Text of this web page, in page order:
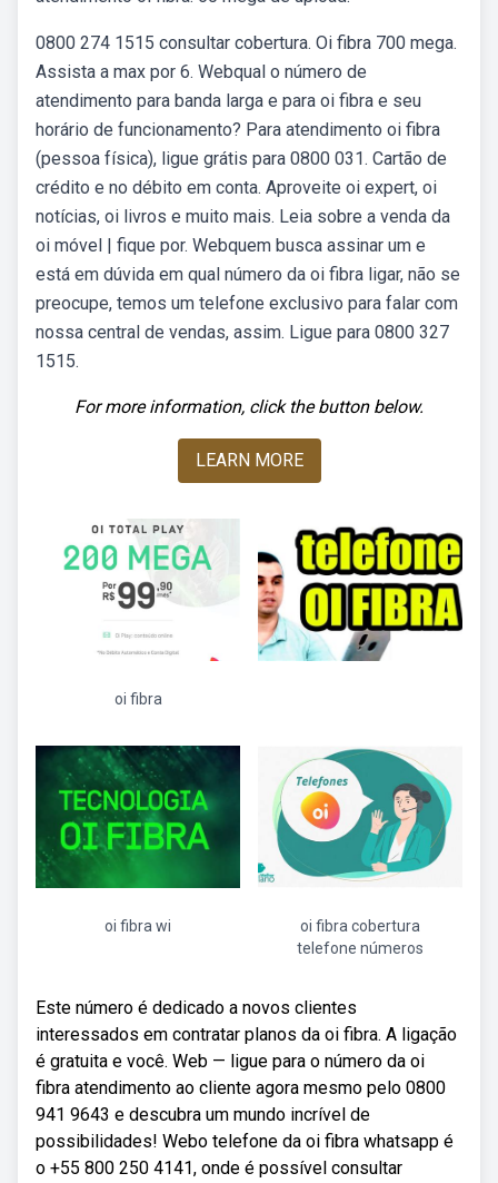
0800 274 1515 consultar cobertura. Oi fibra 700 mega.
Assista a max por 6. Webqual o número de
atendimento para banda larga e para oi fibra e seu
horário de funcionamento? Para atendimento oi fibra
(pessoa física), ligue grátis para 0800 031. Cartão de
crédito e no débito em conta. Aproveite oi expert, oi
notícias, oi livros e muito mais. Leia sobre a venda da
oi móvel | fique por. Webquem busca assinar um e
está em dúvida em qual número da oi fibra ligar, não se
preocupe, temos um telefone exclusivo para falar com
nossa central de vendas, assim. Ligue para 0800 327
1515.
For more information, click the button below.
LEARN MORE
oi fibra
oi fibra wi
oi fibra cobertura
telefone números
Este número é dedicado a novos clientes
interessados em contratar planos da oi fibra. A ligação
é gratuita e você. Web — ligue para o número da oi
fibra atendimento ao cliente agora mesmo pelo 0800
941 9643 e descubra um mundo incrível de
possibilidades! Webo telefone da oi fibra whatsapp é
o +55 800 250 4141, onde é possível consultar